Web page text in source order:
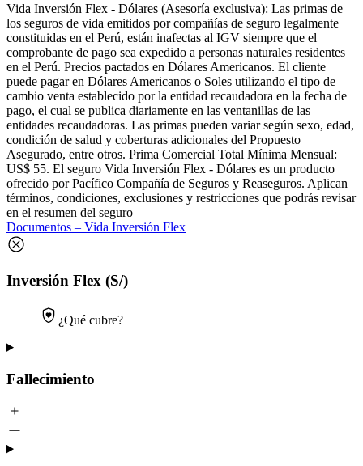
Vida Inversión Flex - Dólares (Asesoría exclusiva): Las primas de
los seguros de vida emitidos por compañías de seguro legalmente
constituidas en el Perú, están inafectas al IGV siempre que el
comprobante de pago sea expedido a personas naturales residentes
en el Perú. Precios pactados en Dólares Americanos. El cliente
puede pagar en Dólares Americanos o Soles utilizando el tipo de
cambio venta establecido por la entidad recaudadora en la fecha de
pago, el cual se publica diariamente en las ventanillas de las
entidades recaudadoras. Las primas pueden variar según sexo, edad,
condición de salud y coberturas adicionales del Propuesto
Asegurado, entre otros. Prima Comercial Total Mínima Mensual:
US$ 55. El seguro Vida Inversión Flex - Dólares es un producto
ofrecido por Pacífico Compañía de Seguros y Reaseguros. Aplican
términos, condiciones, exclusiones y restricciones que podrás revisar
en el resumen del seguro
Documentos – Vida Inversión Flex
Inversión Flex (S/)
¿Qué cubre?
Fallecimiento